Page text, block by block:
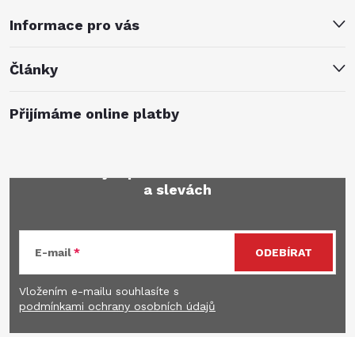
Informace pro vás
Články
Přijímáme online platby
a slevách
E-mail
Vložením e-mailu souhlasíte s
podmínkami ochrany osobních údajů
ODEBÍRAT